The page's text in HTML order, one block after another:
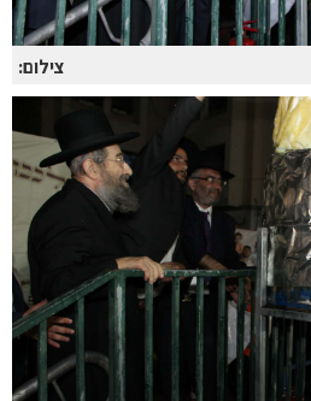
צילום: